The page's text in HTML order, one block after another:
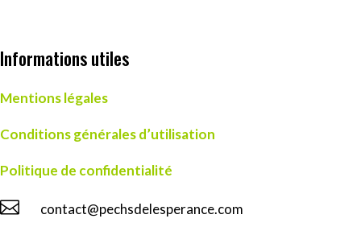
Informations utiles
Mentions légales
Conditions générales d’utilisation
Politique de confidentialité
 contact@pechsdelesperance.com